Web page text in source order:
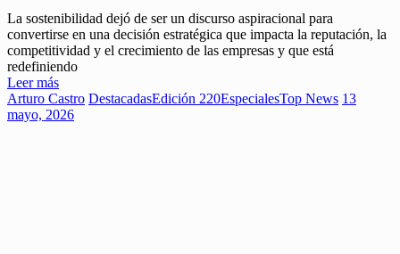
La sostenibilidad dejó de ser un discurso aspiracional para
convertirse en una decisión estratégica que impacta la reputación, la
competitividad y el crecimiento de las empresas y que está
redefiniendo
Leer más
Arturo Castro DestacadasEdición 220EspecialesTop News 13
mayo, 2026